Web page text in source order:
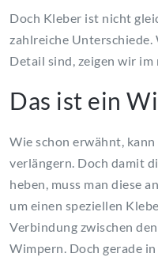
Doch Kleber ist nicht
zahlreiche Unterschiede.
Detail sind, zeigen wir
Das ist ein
Wie schon erwähnt,
verlängern. Doch damit
heben, muss man diese
um einen speziellen
Verbindung zwischen
Wimpern. Doch gerade